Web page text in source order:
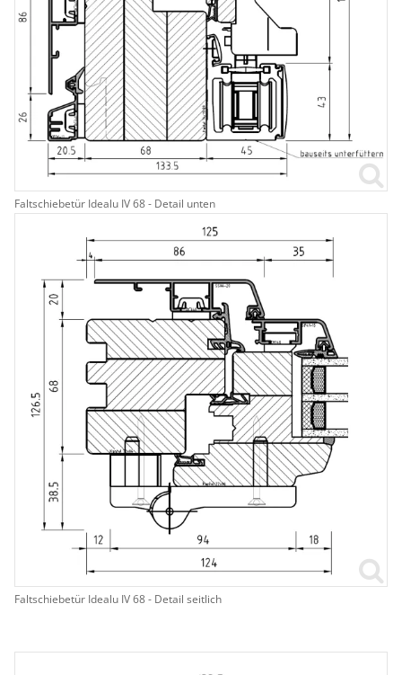
Faltschiebetür Idealu IV 68 - Detail unten
Faltschiebetür Idealu IV 68 - Detail seitlich